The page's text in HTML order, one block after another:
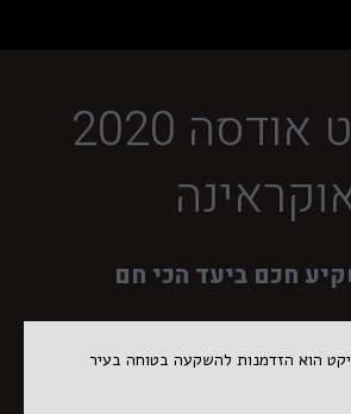
פרויקט אודסה 2020
חכם ביעד הכי חם
הוא הזדמנות להשקעה בטוחה בעיר